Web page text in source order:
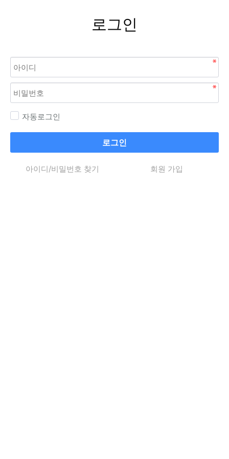
로그인
자동로그인
로그인
아이디/비밀번호 찾기 회원 가입